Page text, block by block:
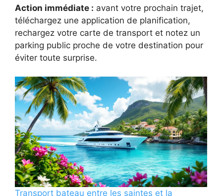
Action immédiate : avant votre prochain trajet,
téléchargez une application de planification,
rechargez votre carte de transport et notez un
parking public proche de votre destination pour
éviter toute surprise.
Transport bateau entre les saintes et la